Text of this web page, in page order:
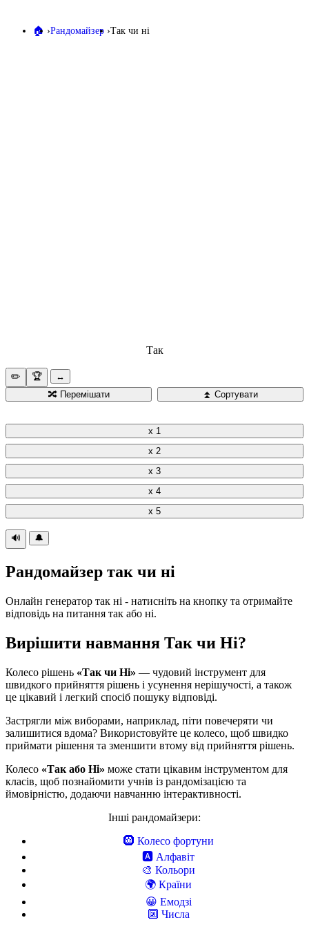
🏠️ Рандомайзер Так чи ні
Так
✏️ 🏆️
↔️
🔀 Перемішати ⏫️ Сортувати
x 1
x 2
x 3
x 4
x 5
🔊 🔔
Рандомайзер так чи ні
Онлайн генератор так ні - натисніть на кнопку та отримайте
відповідь на питання так або ні.
Вирішити навмання Так чи Ні?
Колесо рішень «Так чи Ні» — чудовий інструмент для
швидкого прийняття рішень і усунення нерішучості, а також
це цікавий і легкий спосіб пошуку відповіді.
Застрягли між виборами, наприклад, піти повечеряти чи
залишитися вдома? Використовуйте це колесо, щоб швидко
приймати рішення та зменшити втому від прийняття рішень.
Колесо «Так або Ні» може стати цікавим інструментом для
класів, щоб познайомити учнів із рандомізацією та
ймовірністю, додаючи навчанню інтерактивності.
Інші рандомайзери:
🛞 Колесо фортуни
🅰️ Алфавіт
🎨 Кольори
🌍️ Країни
😀 Емодзі
🔟 Числа